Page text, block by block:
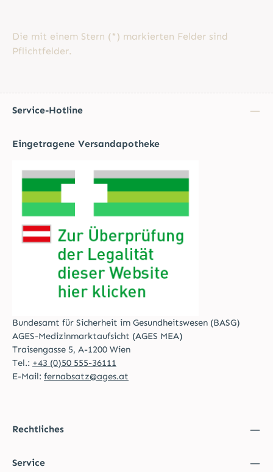
Die mit einem Stern (*) markierten Felder sind
Pflichtfelder.
Service-Hotline
Eingetragene Versandapotheke
Bundesamt für Sicherheit im Gesundheitswesen (BASG)
AGES-Medizinmarktaufsicht (AGES MEA)
Traisengasse 5, A-1200 Wien
Tel.: +43 (0)50 555-36111
E-Mail: fernabsatz@ages.at
Rechtliches
Service